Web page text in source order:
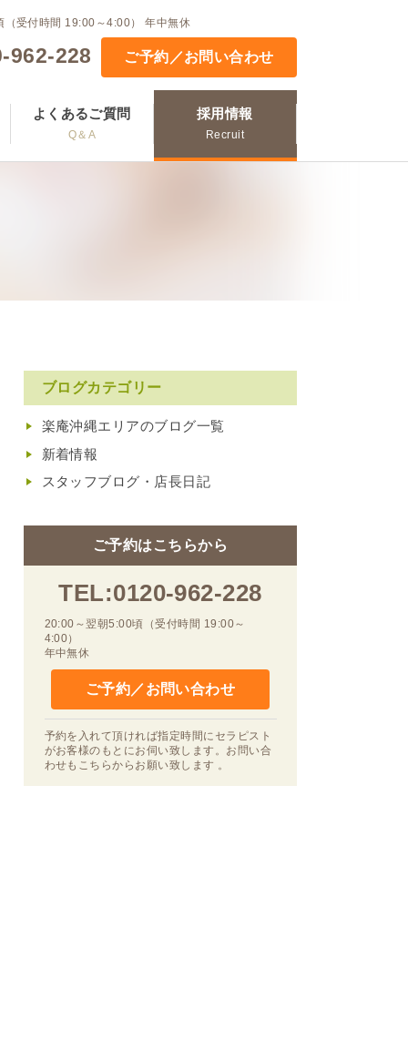
受付時間 19:00～4:00） 年中無休
962-228 ご予約／お問い合わせ
よくあるご質問
Q＆A
採用情報
Recruit
ブログカテゴリー
楽庵沖縄エリアのブログ一覧
新着情報
スタッフブログ・店長日記
ご予約はこちらから
TEL:0120-962-228
20:00～翌朝5:00頃（受付時間 19:00～
4:00）
年中無休
ご予約／お問い合わせ
予約を入れて頂ければ指定時間にセラピスト
がお客様のもとにお伺い致します。お問い合
わせもこちらからお願い致します 。